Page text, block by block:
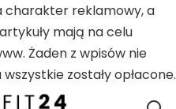
charakter reklamowy, a
mają na celu
Żaden z wpisów nie
zostały opłacone.